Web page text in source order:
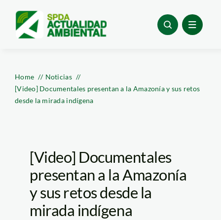
content
Home
Noticias
[Video] Documentales presentan a la Amazonía y sus retos
desde la mirada indígena
[Video] Documentales
presentan a la Amazonía
y sus retos desde la
mirada indígena